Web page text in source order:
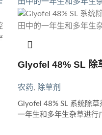
Glyofel 48% SL 除
农药, 除草剂
Glyofel 48% SL 系统除
一年生和多年生杂草进行